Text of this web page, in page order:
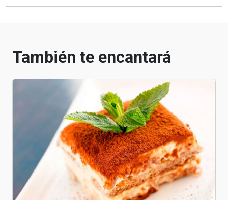
También te encantará